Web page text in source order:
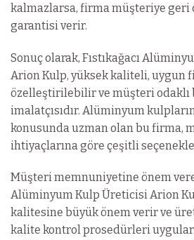
kalmazlarsa, firma müşteriye geri
garantisi verir.
Sonuç olarak, Fıstıkağacı
Arion Kulp, yüksek kaliteli, uygun
özelleştirilebilir ve müşteri
imalatçısıdır. Alüminyum
konusunda uzman olan bu firma,
ihtiyaçlarına göre çeşitli
Müşteri memnuniyetine önem
Alüminyum Kulp Üreticisi Arion
kalitesine büyük önem verir ve
kalite kontrol prosedürleri uygular.